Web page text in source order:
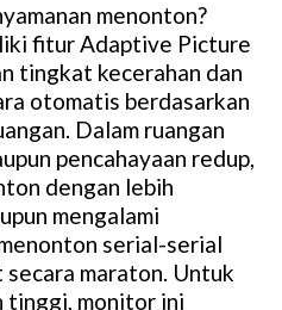
menonton?
fitur Adaptive Picture
tingkat kecerahan dan
otomatis berdasarkan
Dalam ruangan
pencahayaan redup,
dengan lebih
mengalami
serial-serial
maraton. Untuk
tinggi, monitor ini